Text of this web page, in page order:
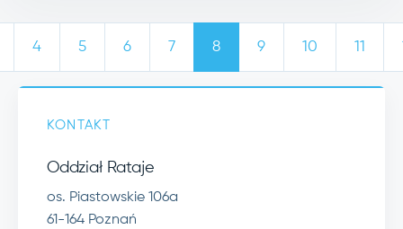
4 5 6 7 8 9 10 11
KONTAKT
Oddział Rataje
os. Piastowskie 106a
61-164 Poznań